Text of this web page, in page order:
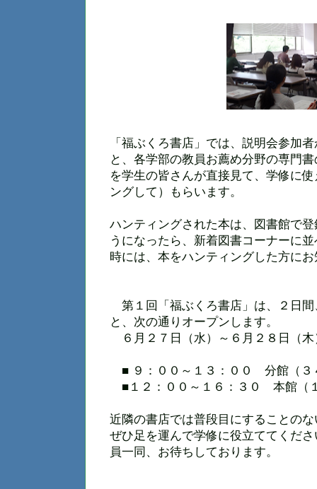
「福ぶくろ書店」では、説明会参加
と、各学部の教員お薦め分野の専門
を学生の皆さんが直接見て、学修に
ングして）もらいます。
ハンティングされた本は、図書館で
うになったら、新着図書コーナーに
時には、本をハンティングした方に
第１回「福ぶくろ書店」は、２日
と、次の通りオープンします。
６月２７日（水）～６月２８日（木
■ ９：００～１３：００ 分館（３
■１２：００～１６：３０ 本館（
近隣の書店では普段目にすることの
ぜひ足を運んで学修に役立ててくだ
員一同、お待ちしております。